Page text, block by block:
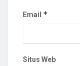
Email *
Situs Web